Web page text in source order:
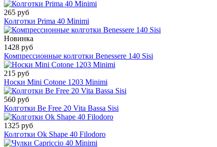
265 руб
Колготки Prima 40 Minimi
Новинка
1428 руб
Компрессионные колготки Benessere 140 Sisi
215 руб
Носки Mini Cotone 1203 Minimi
560 руб
Колготки Be Free 20 Vita Bassa Sisi
1325 руб
Колготки Ok Shape 40 Filodoro